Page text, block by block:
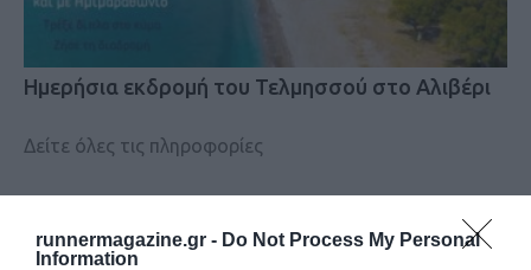
runnermagazine.gr - Do Not Process My Personal
Information
Ημερήσια εκδρομή του Τελμησσού στο Αλιβέρι
Δείτε όλες τις πληροφορίες